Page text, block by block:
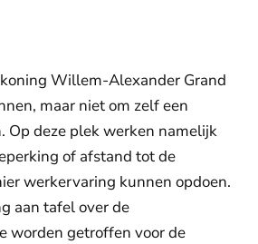
Willem-Alexander Grand
maar niet om zelf een
Op deze plek werken namelijk
of afstand tot de
werkervaring kunnen opdoen.
aan tafel over de
worden getroffen voor de